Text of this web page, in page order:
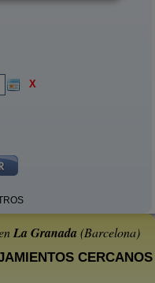
X
La Granada (Barcelona)
CERCANOS